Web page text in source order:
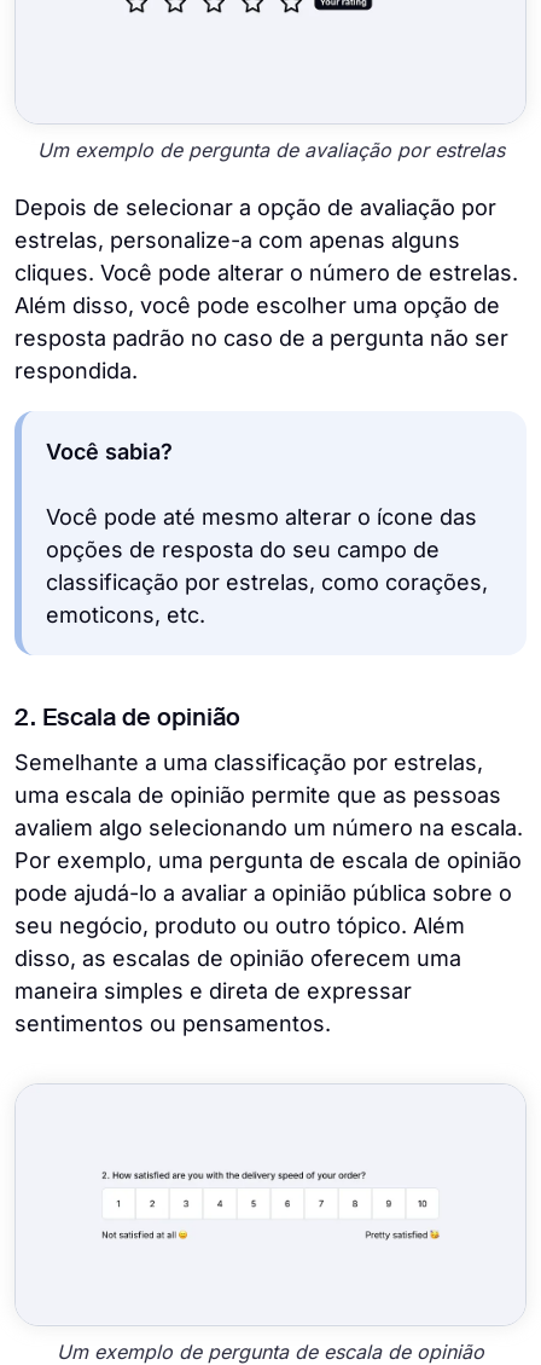
Um exemplo de pergunta de avaliação por estrelas
Depois de selecionar a opção de avaliação por
estrelas, personalize-a com apenas alguns
cliques. Você pode alterar o número de estrelas.
Além disso, você pode escolher uma opção de
resposta padrão no caso de a pergunta não ser
respondida.
Você sabia?
Você pode até mesmo alterar o ícone das
opções de resposta do seu campo de
classificação por estrelas, como corações,
emoticons, etc.
2. Escala de opinião
Semelhante a uma classificação por estrelas,
uma escala de opinião permite que as pessoas
avaliem algo selecionando um número na escala.
Por exemplo, uma pergunta de escala de opinião
pode ajudá-lo a avaliar a opinião pública sobre o
seu negócio, produto ou outro tópico. Além
disso, as escalas de opinião oferecem uma
maneira simples e direta de expressar
sentimentos ou pensamentos.
Um exemplo de pergunta de escala de opinião